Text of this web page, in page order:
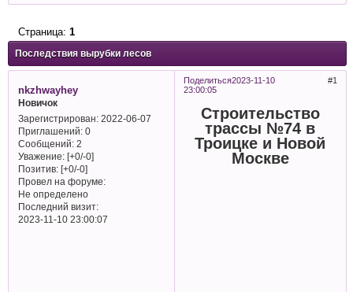
Последствия вырубки лесов
Страница: 1
Поделиться 1
2023-11-10
23:00:05
nkzhwayhey
Новичок
Зарегистрирован: 2022-06-07
Приглашений:0
Сообщений:2
Уважение: [+0/-0]
Позитив: [+0/-0]
Провел на форуме:
Не определено
Последний визит:
2023-11-10 23:00:07
Строительство
трассы №74 в
Троицке и Новой
Москве